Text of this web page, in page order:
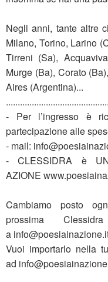
Negli anni, tante altre
Milano, Torino, Larino
Tirreni (Sa),
Murge (Ba), Corato
Aires (Argentina)...
- Per l’ingresso è
partecipazione alle
- mail:
- CLESSIDRA è
AZIONE
Cambiamo posto
prossima
a
Vuoi importarlo nella
ad